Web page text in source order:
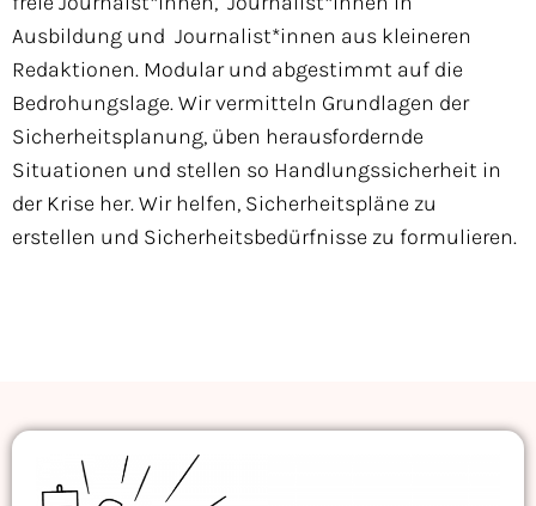
Ausbildung und Journalist*innen aus kleineren
Redaktionen. Modular und abgestimmt auf die
Bedrohungslage. Wir vermitteln Grundlagen der
Sicherheitsplanung, üben herausfordernde
Situationen und stellen so Handlungssicherheit in
der Krise her. Wir helfen, Sicherheitspläne zu
erstellen und Sicherheitsbedürfnisse zu formulieren.